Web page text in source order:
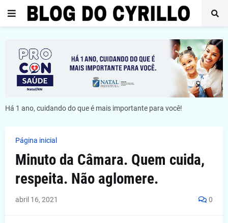
Há 1 ano, cuidando do que é mais importante para você!
Página inicial
Minuto da Câmara. Quem cuida,
respeita. Não aglomere.
abril 16, 2021 0